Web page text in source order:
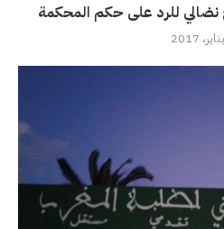
نضالي للرد على حكم المحكمة